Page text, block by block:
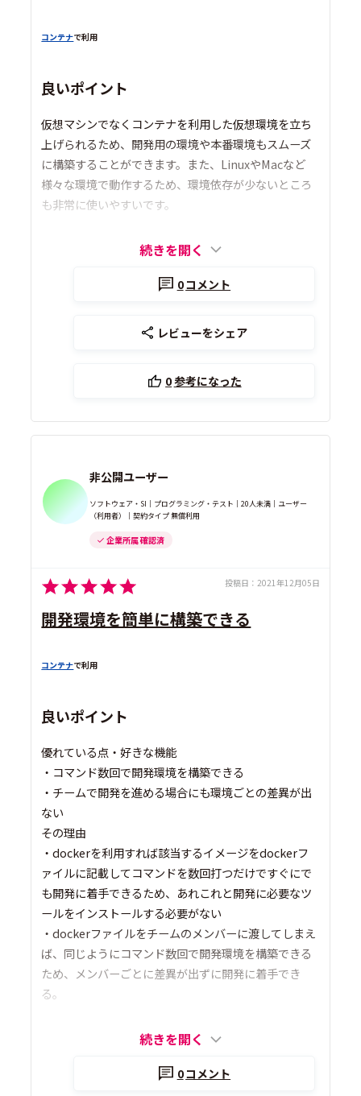
コンテナで利用
良いポイント
仮想マシンでなくコンテナを利用した仮想環境を立ち
上げられるため、開発用の環境や本番環境もスムーズ
に構築することができます。また、LinuxやMacなど
様々な環境で動作するため、環境依存が少ないところ
も非常に使いやすいです。
続きを開く
0コメント
レビューをシェア
0参考になった
非公開ユーザー
ソフトウェア・SI｜プログラミング・テスト｜20人未満｜ユーザー
（利用者）｜契約タイプ 無償利用
企業所属 確認済
投稿日： 2021年12月05日
開発環境を簡単に構築できる
コンテナで利用
良いポイント
優れている点・好きな機能
・コマンド数回で開発環境を構築できる
・チームで開発を進める場合にも環境ごとの差異が出
ない
その理由
・dockerを利用すれば該当するイメージをdockerフ
ァイルに記載してコマンドを数回打つだけですぐにで
も開発に着手できるため、あれこれと開発に必要なツ
ールをインストールする必要がない
・dockerファイルをチームのメンバーに渡してしまえ
ば、同じようにコマンド数回で開発環境を構築できる
ため、メンバーごとに差異が出ずに開発に着手でき
る。
続きを開く
0コメント